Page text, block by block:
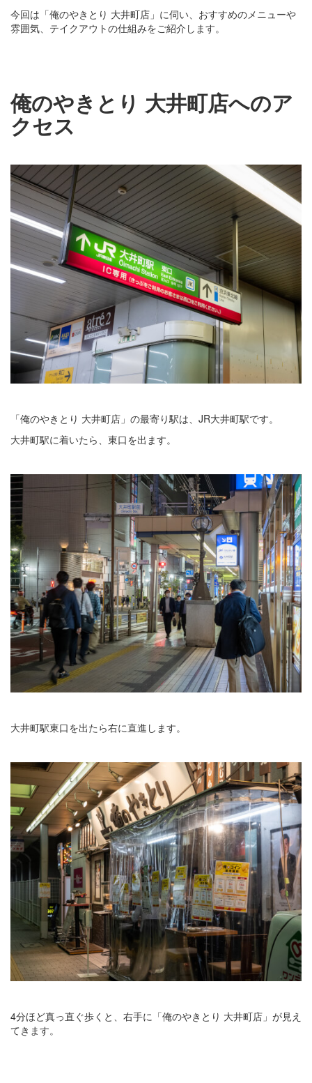
今回は「俺のやきとり 大井町店」に伺い、おすすめのメニューや
雰囲気、テイクアウトの仕組みをご紹介します。
俺のやきとり 大井町店へのア
クセス
「俺のやきとり 大井町店」の最寄り駅は、JR大井町駅です。
大井町駅に着いたら、東口を出ます。
大井町駅東口を出たら右に直進します。
4分ほど真っ直ぐ歩くと、右手に「俺のやきとり 大井町店」が見え
てきます。